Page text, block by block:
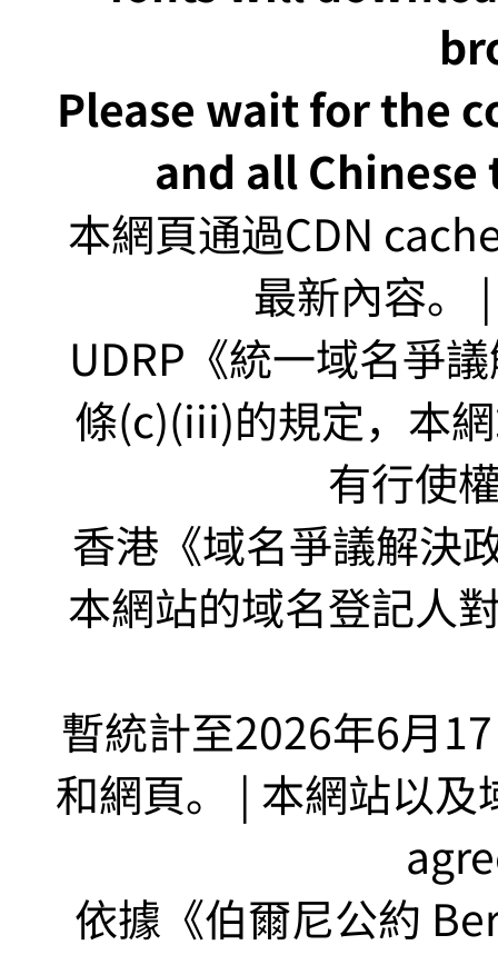
Please wait for the
and all
本網頁通過CDN
最新內容。
UDRP《統一域名爭
條(c)(iii)的規定，本
有行使
香港《域名爭議解決
本網站的域名登記人
暫統計至2026年6月
和網頁。 | 本網站以
依據《伯爾尼公約